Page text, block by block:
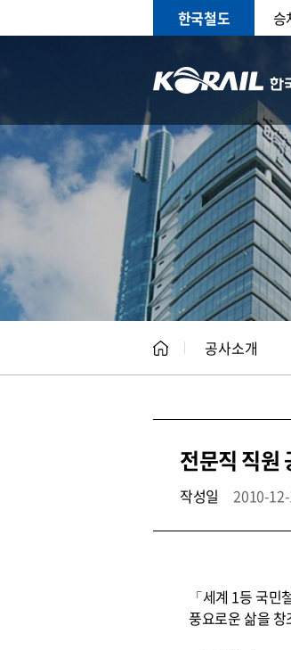
한국철도 승
CEO
공사소개
전문직 직원
작성일 2010-
「세계 1등 국민
풍요로운 삶을